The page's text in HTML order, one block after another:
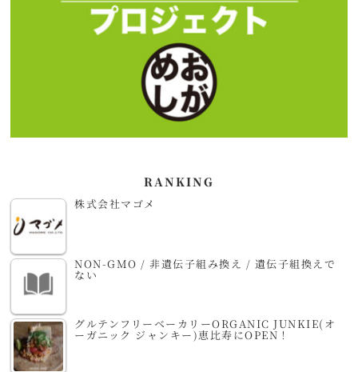
RANKING
株式会社マゴメ
NON-GMO / 非遺伝子組み換え / 遺伝子組換えで
ない
グルテンフリーベーカリーORGANIC JUNKIE(オ
ーガニック ジャンキー)恵比寿にOPEN！